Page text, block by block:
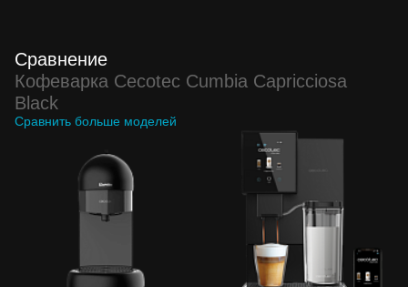
Сравнение
Кофеварка Cecotec Cumbia Capricciosa
Black
Сравнить больше моделей